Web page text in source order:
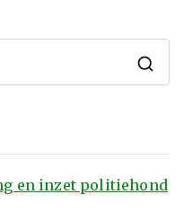
en inzet politiehond